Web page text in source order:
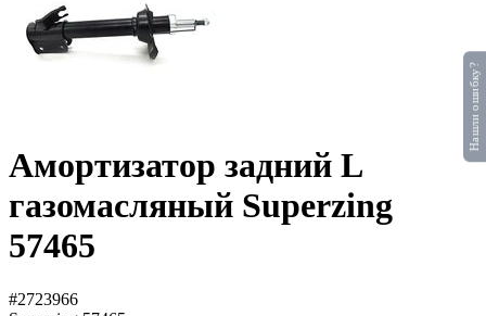
Амортизатор задний L
газомасляный Superzing
57465
#2723966
Нашли ошибку?